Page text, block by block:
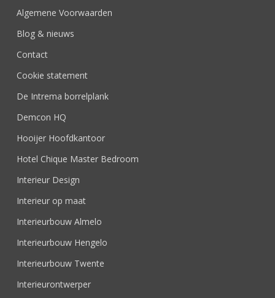
Algemene Voorwaarden
Blog & nieuws
Contact
Cookie statement
De Intrema borrelplank
Demcon HQ
Hooijer Hoofdkantoor
Hotel Chique Master Bedroom
Interieur Design
Interieur op maat
Interieurbouw Almelo
Interieurbouw Hengelo
Interieurbouw Twente
Interieurontwerper